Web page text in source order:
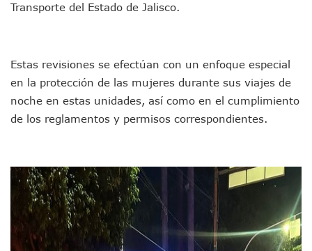
Avenida Federación En Puerto Vallarta Registra 80% De
Caída De “El Mencho” Elevó Percepción De Inseguridad
Mercado Vallarta Incluye Reúne A Emprendedores
Morenistas Imparten Taller En Puerto Vallarta
CEDHJ Señala Violaciones A Derechos De Víctima De
Lluvias E Inundaciones No Detienen El Transporte Público
Bruno Blancas Reúne A Especialistas Para Analizar La
Entregan Aparato Auditivo A Don Juan Ramírez En Puerto
Juan Carlos Castro Realiza Asamblea Informativa En La
Huracán En Formación Podría Generar Oleaje Elevado En
Viajar A Puerto Vallarta Este Verano Puede Costar Hasta
Transporte del Estado de Jalisco.
Estas revisiones se efectúan con un enfoque especial
en la protección de las mujeres durante sus viajes de
noche en estas unidades, así como en el cumplimiento
de los reglamentos y permisos correspondientes.